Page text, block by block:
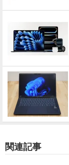
関連記事